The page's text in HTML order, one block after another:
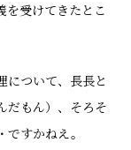
を受けてきたとこ
について、長長と
だもん）、そろそ
すかねえ。